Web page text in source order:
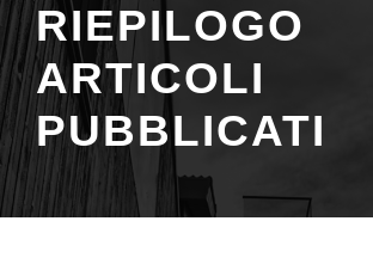
RIEPILOGO
ARTICOLI
PUBBLICATI